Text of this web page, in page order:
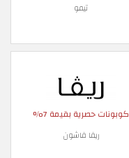
تيمو
كوبونات حصرية بقيمة 7%
ريفا فاشون